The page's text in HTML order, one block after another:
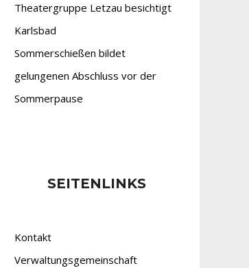
Theatergruppe Letzau besichtigt
Karlsbad
Sommerschießen bildet
gelungenen Abschluss vor der
Sommerpause
SEITENLINKS
Kontakt
Verwaltungsgemeinschaft